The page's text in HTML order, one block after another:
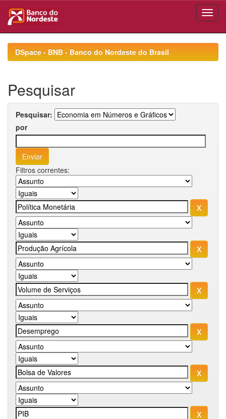
navigationDSpace - BNB - Banco do Nordeste do Brasil
Pesquisar
Pesquisar:
por
Filtros correntes: